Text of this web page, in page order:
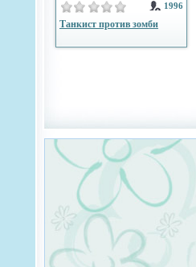
1996
Танкист против зомби